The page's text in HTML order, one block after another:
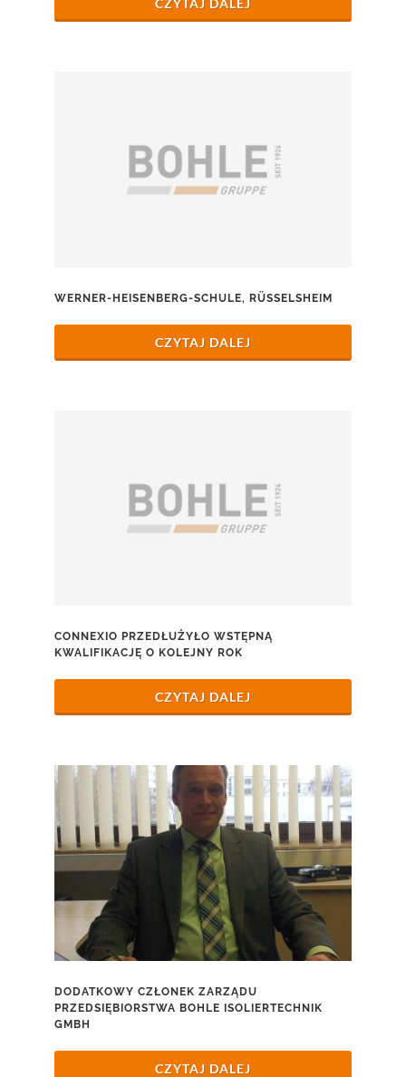
CZYTAJ DALEJ
WERNER-HEISENBERG-SCHULE, RÜSSELSHEIM
CZYTAJ DALEJ
CONNEXIO PRZEDŁUŻYŁO WSTĘPNĄ
KWALIFIKACJĘ O KOLEJNY ROK
CZYTAJ DALEJ
DODATKOWY CZŁONEK ZARZĄDU
PRZEDSIĘBIORSTWA BOHLE ISOLIERTECHNIK
GMBH
CZYTAJ DALEJ